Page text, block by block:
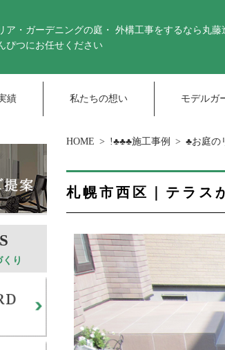
ア・ガーデニングの庭・ 外構工事をするなら丸藤
ぴつにお任せください
績 私たちの想い モデルガ
HOME !♣♣♣施工事例 ♣お庭の
札幌市西区｜テラス
り